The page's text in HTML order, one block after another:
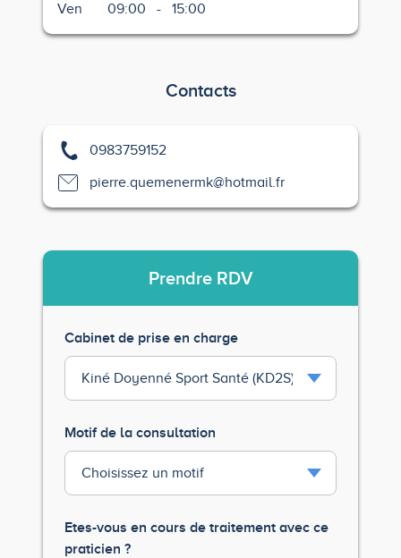
Ven
09:00 - 15:00
Contacts
0983759152
pierre.quemenermk@hotmail.fr
Prendre RDV
Cabinet de prise en charge
Motif de la consultation
Etes-vous en cours de traitement avec ce
praticien ?